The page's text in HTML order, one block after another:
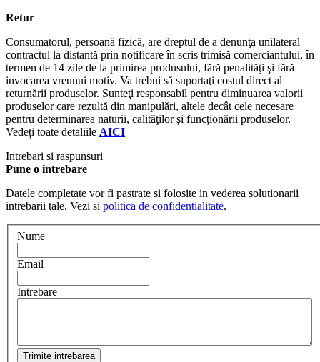
Retur
Consumatorul, persoană fizică, are dreptul de a denunţa unilateral
contractul la distantă prin notificare în scris trimisă comerciantului, în
termen de 14 zile de la primirea produsului, fără penalităţi şi fără
invocarea vreunui motiv. Va trebui să suportaţi costul direct al
returnării produselor. Sunteţi responsabil pentru diminuarea valorii
produselor care rezultă din manipulări, altele decât cele necesare
pentru determinarea naturii, calităţilor şi funcţionării produselor.
Vedeți toate detaliile AICI
Intrebari si raspunsuri
Pune o intrebare
Datele completate vor fi pastrate si folosite in vederea solutionarii
intrebarii tale. Vezi si politica de confidentialitate.
Nume
Email
Intrebare
Trimite intrebarea